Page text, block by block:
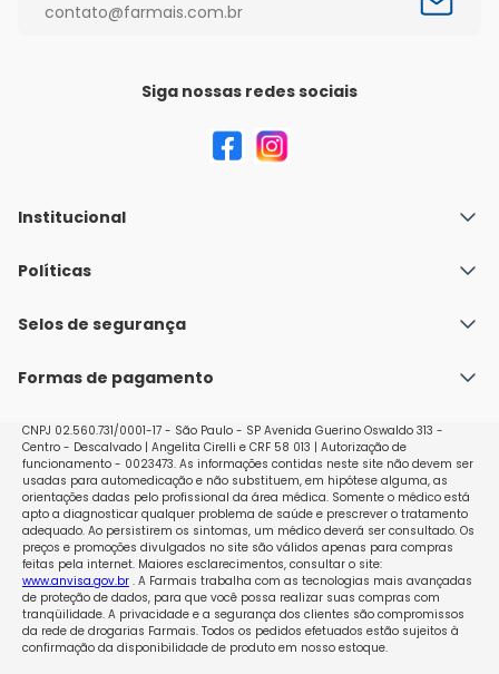
contato@farmais.com.br
Siga nossas redes sociais
Institucional
Quem Somos
Nossas lojas
Políticas
Política de Envio
Políticas de Trocas e Devoluções
Selos de segurança
Formas de pagamento
CNPJ 02.560.731/0001-17 - São Paulo - SP Avenida Guerino Oswaldo 313 -
Centro - Descalvado | Angelita Cirelli e CRF 58 013 | Autorização de
funcionamento - 0023473. As informações contidas neste site não devem ser
usadas para automedicação e não substituem, em hipótese alguma, as
orientações dadas pelo profissional da área médica. Somente o médico está
apto a diagnosticar qualquer problema de saúde e prescrever o tratamento
adequado. Ao persistirem os sintomas, um médico deverá ser consultado. Os
preços e promoções divulgados no site são válidos apenas para compras
feitas pela internet. Maiores esclarecimentos, consultar o site:
www.anvisa.gov.br. A Farmais trabalha com as tecnologias mais avançadas
de proteção de dados, para que você possa realizar suas compras com
tranqüilidade. A privacidade e a segurança dos clientes são compromissos
da rede de drogarias Farmais. Todos os pedidos efetuados estão sujeitos à
confirmação da disponibilidade de produto em nosso estoque.